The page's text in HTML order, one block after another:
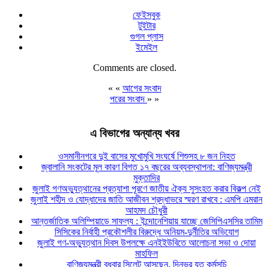
ফেইসবুক
টুইটার
গুগল প্লাস
ইমেইল
Comments are closed.
« « আগের সংবাদ
পরের সংবাদ » »
এ বিভাগের অন্যান্য খবর
ওসমানীনগরে দুই বাসের মুখোমুখি সংঘর্ষে শিশুসহ ৮ জন নিহত
জ্বালানি সংকটের মূল কারণ বিগত ১৭ বছরের অব্যবস্থাপনা: বাণিজ্যমন্ত্রী
মুক্তাদির
জুলাই গণঅভ্যুত্থানের প্রত্যাশা পূরণে জাতীয় ঐক্য সুসংহত করার বিকল্প নেই
জুলাই শহীদ ও যোদ্ধাদের জাতি আজীবন শ্রদ্ধাভরে স্মরণ রাখবে : এমপি এমরান
আহমদ চৌধুরী
আন্তর্জাতিক অলিম্পিয়াডে সাফল্য : ইন্দোনেশিয়ায় যাচ্ছে জেসিপিএসসির তামিম
সিসিকের নির্বাহী প্রকৌশলীর বিরুদ্ধে অনিয়ম-দুর্নীতির অভিযোগ
জুলাই গণ-অভ্যুত্থান দিবস উপলক্ষে এনইইউবিতে আলোচনা সভা ও দোয়া
মাহফিল
বাণিজ্যমন্ত্রী বুধবার সিলেট আসছেন, দিনভর যত কর্মসূচি